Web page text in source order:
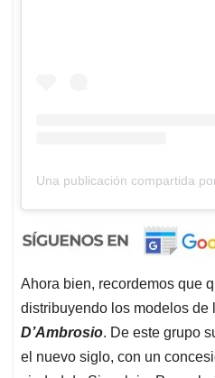
Una publicación compartida
Ahora bien, recordemos que
distribuyendo los modelos de
D’Ambrosio. De este grupo
el nuevo siglo, con un